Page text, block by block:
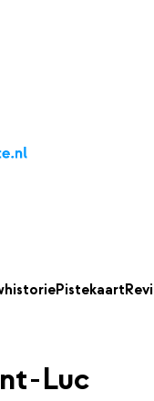
Pistekaart
Luc